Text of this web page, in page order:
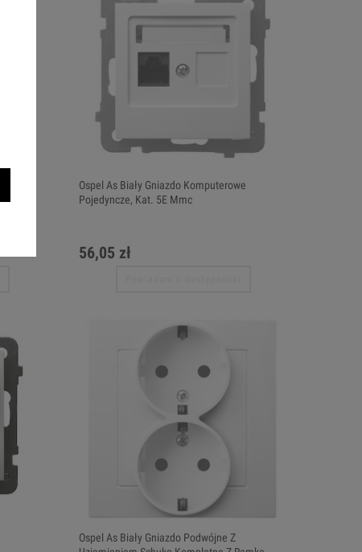
Ospel As Biały Gniazdo Komputerowe
Pojedyncze, Kat. 5E Mmc
56,05 zł
Ospel As Biały Gniazdo Podwójne Z